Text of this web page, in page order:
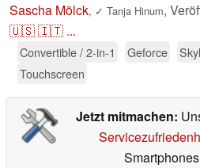
Sascha Mölck, ✓ Tanja Hinum,
🇺🇸🇮🇹 ...
Convertible / 2-in-1 Geforce
Touchscreen
Jetzt mitmachen: